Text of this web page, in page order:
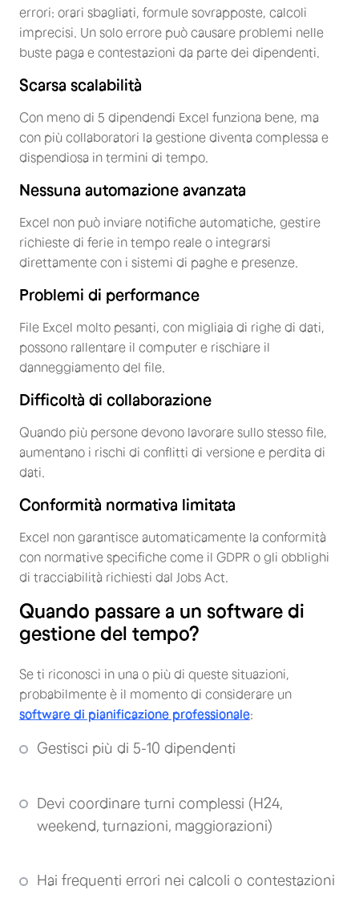
errori: orari sbagliati, formule sovrapposte, calcoli
imprecisi. Un solo errore può causare problemi nelle
buste paga e contestazioni da parte dei dipendenti.
Scarsa scalabilità
Con meno di 5 dipendendi Excel funziona bene, ma
con più collaboratori la gestione diventa complessa e
dispendiosa in termini di tempo.
Nessuna automazione avanzata
Excel non può inviare notifiche automatiche, gestire
richieste di ferie in tempo reale o integrarsi
direttamente con i sistemi di paghe e presenze.
Problemi di performance
File Excel molto pesanti, con migliaia di righe di dati,
possono rallentare il computer e rischiare il
danneggiamento del file.
Difficoltà di collaborazione
Quando più persone devono lavorare sullo stesso file,
aumentano i rischi di conflitti di versione e perdita di
dati.
Conformità normativa limitata
Excel non garantisce automaticamente la conformità
con normative specifiche come il GDPR o gli obblighi
di tracciabilità richiesti dal Jobs Act.
Quando passare a un software di
gestione del tempo?
Se ti riconosci in una o più di queste situazioni,
probabilmente è il momento di considerare un
software di pianificazione professionale:
Gestisci più di 5-10 dipendenti
Devi coordinare turni complessi (H24,
weekend, turnazioni, maggiorazioni)
Hai frequenti errori nei calcoli o contestazioni